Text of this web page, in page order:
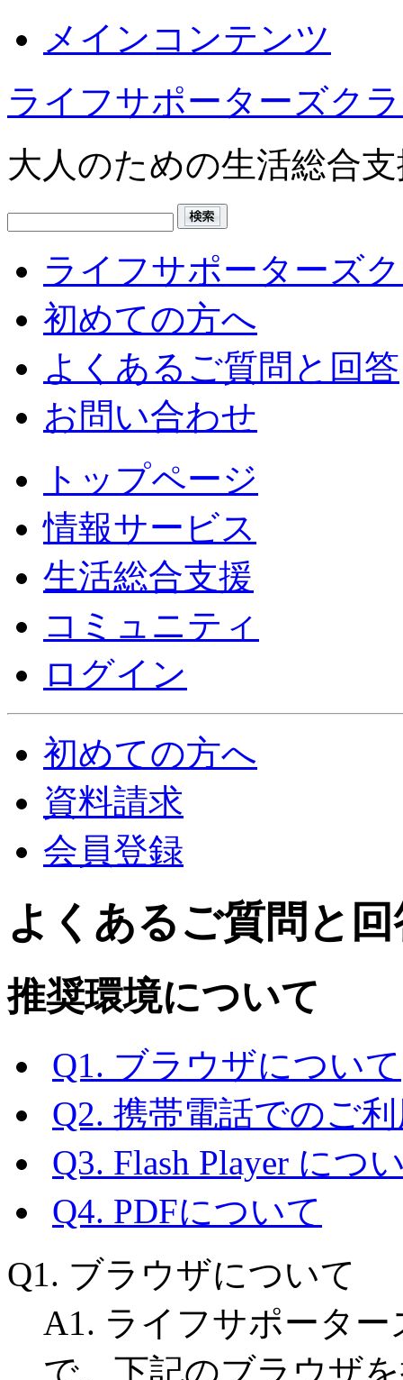
メインコンテンツ
ライフサポーターズク
大人のための生活総合
ライフサポーターズ
初めての方へ
よくあるご質問と回答
お問い合わせ
トップページ
情報サービス
生活総合支援
コミュニティ
ログイン
初めての方へ
資料請求
会員登録
よくあるご質問と回
推奨環境について
Q1. ブラウザについて
Q2. 携帯電話でのご
Q3. Flash Player につ
Q4. PDFについて
Q1. ブラウザについて
A1. ライフサポータ
で、下記のブラウザ